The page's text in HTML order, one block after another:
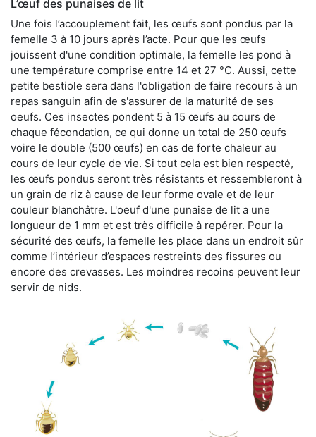
L’œuf des punaises de lit
Une fois l’accouplement fait, les œufs sont pondus par la
femelle 3 à 10 jours après l’acte. Pour que les œufs
jouissent d'une condition optimale, la femelle les pond à
une température comprise entre 14 et 27 °C. Aussi, cette
petite bestiole sera dans l'obligation de faire recours à un
repas sanguin afin de s'assurer de la maturité de ses
oeufs. Ces insectes pondent 5 à 15 œufs au cours de
chaque fécondation, ce qui donne un total de 250 œufs
voire le double (500 œufs) en cas de forte chaleur au
cours de leur cycle de vie. Si tout cela est bien respecté,
les œufs pondus seront très résistants et ressembleront à
un grain de riz à cause de leur forme ovale et de leur
couleur blanchâtre. L'oeuf d'une punaise de lit a une
longueur de 1 mm et est très difficile à repérer. Pour la
sécurité des œufs, la femelle les place dans un endroit sûr
comme l’intérieur d’espaces restreints des fissures ou
encore des crevasses. Les moindres recoins peuvent leur
servir de nids.